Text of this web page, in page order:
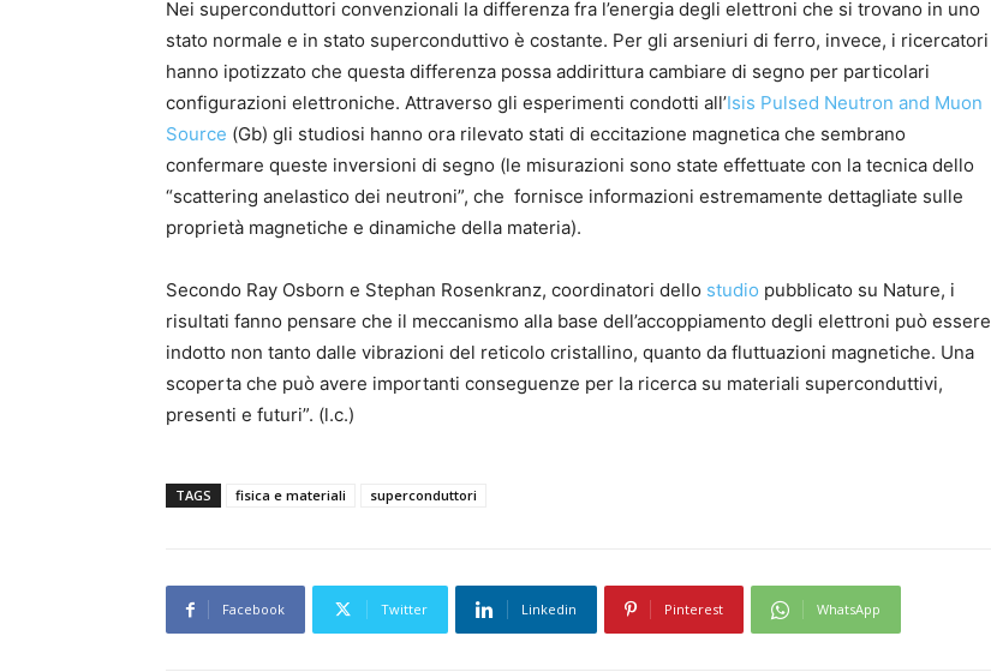
Nei superconduttori convenzionali la differenza fra l’energia degli elettroni che si trovano in uno
stato normale e in stato superconduttivo è costante. Per gli arseniuri di ferro, invece, i ricercatori
hanno ipotizzato che questa differenza possa addirittura cambiare di segno per particolari
configurazioni elettroniche. Attraverso gli esperimenti condotti all’Isis Pulsed Neutron and Muon
Source (Gb) gli studiosi hanno ora rilevato stati di eccitazione magnetica che sembrano
confermare queste inversioni di segno (le misurazioni sono state effettuate con la tecnica dello
“scattering anelastico dei neutroni”, che fornisce informazioni estremamente dettagliate sulle
proprietà magnetiche e dinamiche della materia).
Secondo Ray Osborn e Stephan Rosenkranz, coordinatori dello studio pubblicato su Nature, i
risultati fanno pensare che il meccanismo alla base dell’accoppiamento degli elettroni può essere
indotto non tanto dalle vibrazioni del reticolo cristallino, quanto da fluttuazioni magnetiche. Una
scoperta che può avere importanti conseguenze per la ricerca su materiali superconduttivi,
presenti e futuri”. (l.c.)
TAGS fisica e materiali superconduttori
Facebook Twitter Linkedin Pinterest WhatsApp